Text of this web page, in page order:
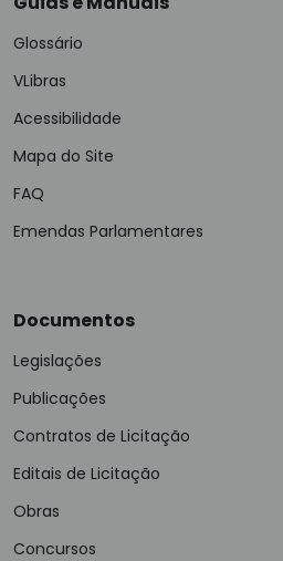
Glossário
VLibras
Acessibilidade
Mapa do Site
FAQ
Emendas Parlamentares
Documentos
Legislações
Publicações
Contratos de Licitação
Editais de Licitação
Obras
Concursos